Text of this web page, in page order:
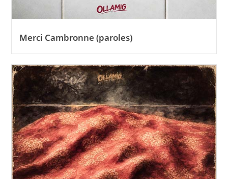
Merci Cambronne (paroles)